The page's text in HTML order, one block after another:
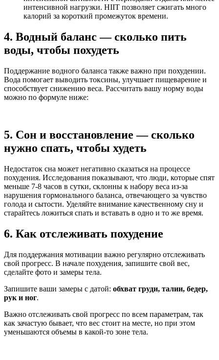
интенсивной нагрузки. HIIT позволяет сжигать много
калорий за короткий промежуток времени.
4. Водный баланс — сколько пить
воды, чтобы похудеть
Поддержание водного баланса также важно при похудении.
Вода помогает выводить токсины, улучшает пищеварение и
способствует снижению веса. Рассчитать вашу норму воды
можно по формуле ниже:
5. Сон и восстановление — сколько
нужно спать, чтобы худеть
Недостаток сна может негативно сказаться на процессе
похудения. Исследования показывают, что люди, которые спят
меньше 7-8 часов в сутки, склонны к набору веса из-за
нарушения гормонального баланса, отвечающего за чувство
голода и сытости. Уделяйте внимание качественному сну и
старайтесь ложиться спать и вставать в одно и то же время.
6. Как отслеживать похудение
Для поддержания мотивации важно регулярно отслеживать
свой прогресс. В начале похудения, запишите свой вес,
сделайте фото и замеры тела.
Запишите ваши замеры с датой: обхват груди, талии, бедер,
рук и ног.
Важно отслеживать свой прогресс по всем параметрам, так
как зачастую бывает, что вес стоит на месте, но при этом
уменьшаются объемы в какой-то зоне тела.